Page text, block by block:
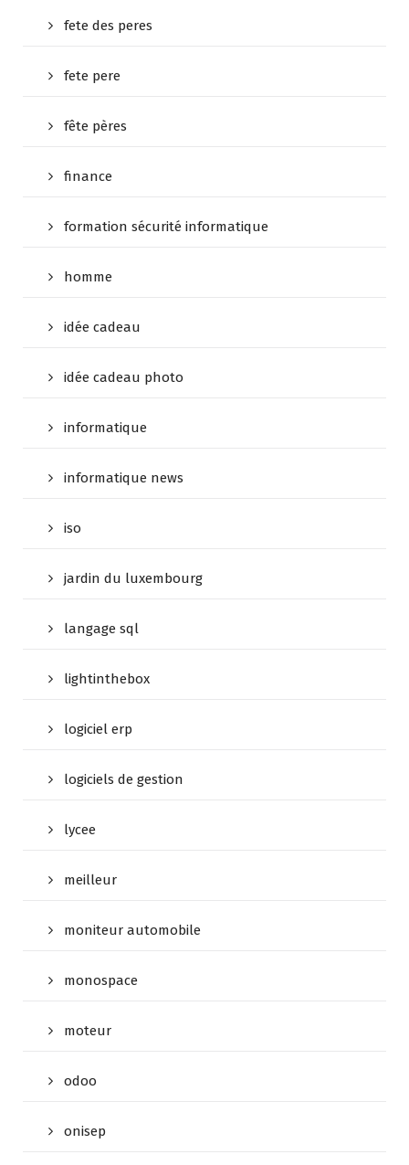
fete des peres
fete pere
fête pères
finance
formation sécurité informatique
homme
idée cadeau
idée cadeau photo
informatique
informatique news
iso
jardin du luxembourg
langage sql
lightinthebox
logiciel erp
logiciels de gestion
lycee
meilleur
moniteur automobile
monospace
moteur
odoo
onisep